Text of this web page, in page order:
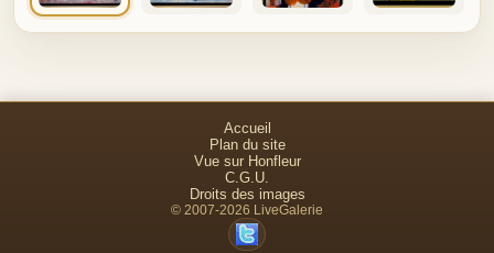
Accueil
Plan du site
Vue sur Honfleur
C.G.U.
Droits des images
© 2007-2026 LiveGalerie